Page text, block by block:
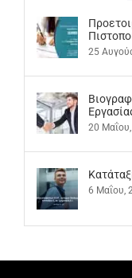
25
20
6 Μαΐου,